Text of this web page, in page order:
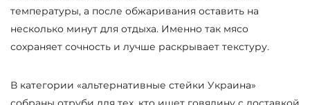
температуры, а после обжаривания оставить на
несколько минут для отдыха. Именно так мясо
сохраняет сочность и лучше раскрывает текстуру.
В категории «альтернативные стейки Украина»